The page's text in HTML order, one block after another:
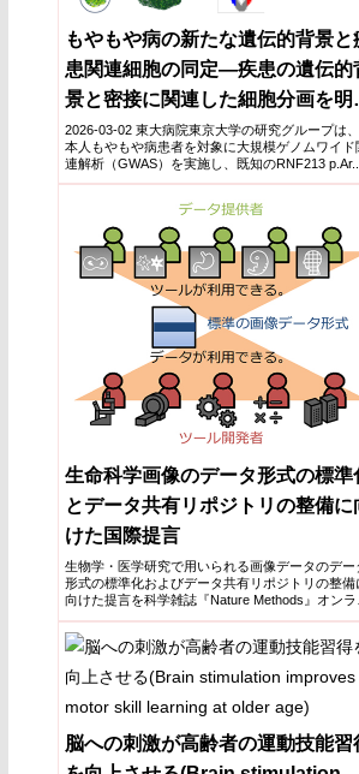
もやもや病の新たな遺伝的背景と
患関連細胞の同定―疾患の遺伝的
景と密接に関連した細胞分画を明
かに―
2026-03-02 東大病院東京大学の研究グループは
本人もやもや病患者を対象に大規模ゲノムワイド
連解析（GWAS）を実施し、既知のRNF213 p.Ar...
生命科学画像のデータ形式の標準
とデータ共有リポジトリの整備に
けた国際提言
生物学・医学研究で用いられる画像データのデー
形式の標準化およびデータ共有リポジトリの整備
向けた提言を科学雑誌『Nature Methods』オンラ
脳への刺激が高齢者の運動技能習